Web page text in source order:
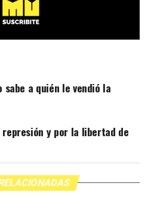
sabe a quién le vendió la
y por la libertad de